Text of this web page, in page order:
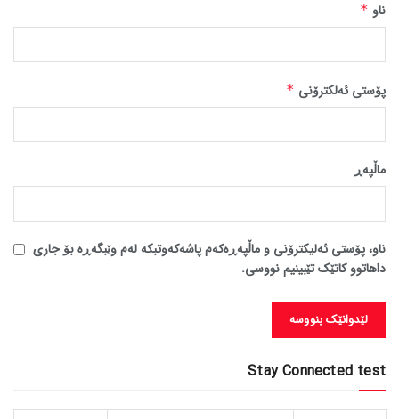
ناو *
پۆستی ئەلکترۆنی *
ماڵپه‌ڕ
ناو، پۆستی ئەلیکترۆنی و ماڵپەڕەکەم پاشەکەوتبکە لەم وێبگەڕە بۆ جاری
داهاتوو کاتێک تێبینیم نووسی.
Stay Connected test